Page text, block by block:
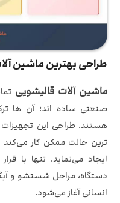
طراحی بهترین ماشین
ماشین آلات قالیشویی
صنعتی ساده‌ اند؛ آن‌ ها
هستند. طراحی این تجهیزات
ترین حالت ممکن کار
ایجاد می‌نماید. تنها با
دستگاه، مراحل شستشو و
انسانی آغاز می‌شود.